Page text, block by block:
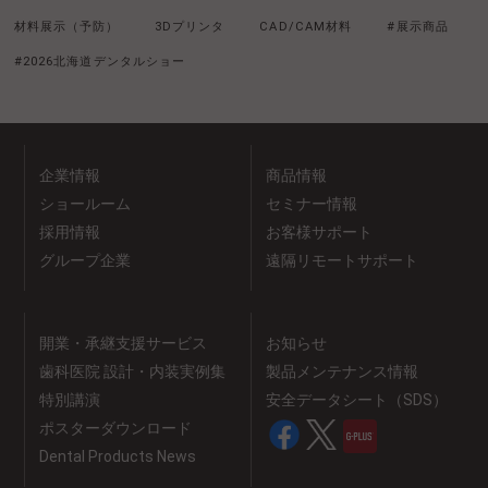
材料展示（予防） 3Dプリンタ CAD/CAM材料 #展示商品
#2026北海道デンタルショー
企業情報
ショールーム
採用情報
グループ企業
商品情報
セミナー情報
お客様サポート
遠隔リモートサポート
開業・承継支援サービス
歯科医院 設計・内装実例集
特別講演
ポスターダウンロード
Dental Products News
お知らせ
製品メンテナンス情報
安全データシート（SDS）